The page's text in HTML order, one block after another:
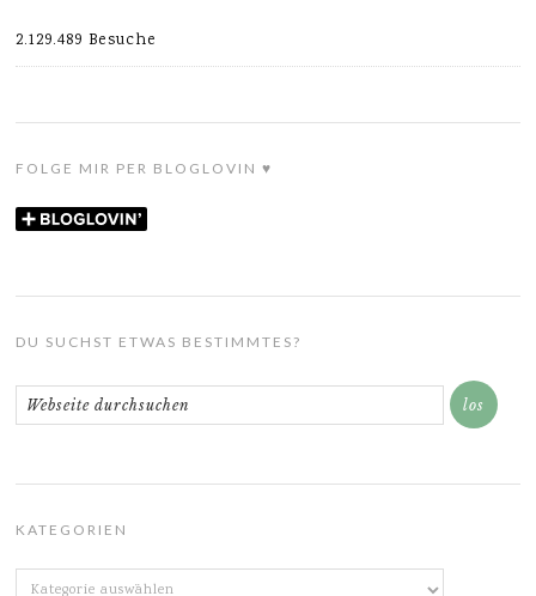
2.129.489 Besuche
FOLGE MIR PER BLOGLOVIN ♥
DU SUCHST ETWAS BESTIMMTES?
KATEGORIEN
Kategorien